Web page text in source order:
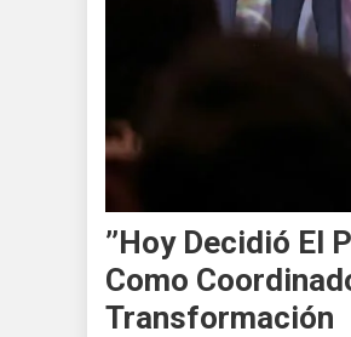
’’Hoy Decidió El
Como
Transformación